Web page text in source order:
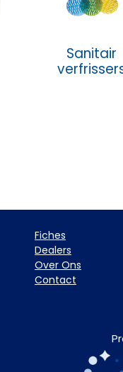
Sanitair
Fiche​s
Dealers
Over Ons
Contact